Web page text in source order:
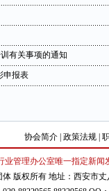
有关事项的通知
申报表